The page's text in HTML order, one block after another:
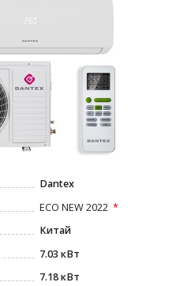
Dantex
ECO NEW 2022
Китай
7.03 кВт
7.18 кВт